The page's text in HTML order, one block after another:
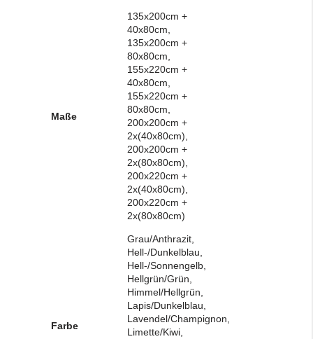
Maße
135x200cm +
40x80cm,
135x200cm +
80x80cm,
155x220cm +
40x80cm,
155x220cm +
80x80cm,
200x200cm +
2x(40x80cm),
200x200cm +
2x(80x80cm),
200x220cm +
2x(40x80cm),
200x220cm +
2x(80x80cm)
Farbe
Grau/Anthrazit,
Hell-/Dunkelblau,
Hell-/Sonnengelb,
Hellgrün/Grün,
Himmel/Hellgrün,
Lapis/Dunkelblau,
Lavendel/Champignon,
Limette/Kiwi,